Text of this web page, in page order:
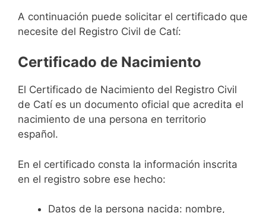
A continuación puede solicitar el certificado que
necesite del Registro Civil de Catí:
Certificado de Nacimiento
El Certificado de Nacimiento del Registro Civil
de Catí es un documento oficial que acredita el
nacimiento de una persona en territorio
español.
En el certificado consta la información inscrita
en el registro sobre ese hecho:
Datos de la persona nacida: nombre,